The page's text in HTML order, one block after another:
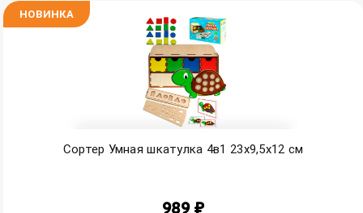
НОВИНКА
Сортер Умная шкатулка 4в1 23х9,5х12 см
989 ₽